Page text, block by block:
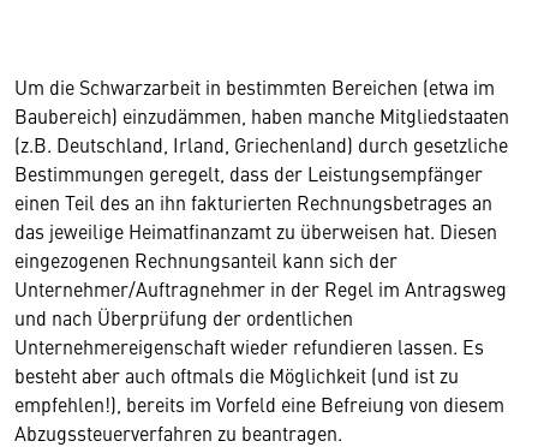
Um die Schwarzarbeit in bestimmten Bereichen (etwa im
Baubereich) einzudämmen, haben manche Mitgliedstaaten
(z.B. Deutschland, Irland, Griechenland) durch gesetzliche
Bestimmungen geregelt, dass der Leistungsempfänger
einen Teil des an ihn fakturierten Rechnungsbetrages an
das jeweilige Heimatfinanzamt zu überweisen hat. Diesen
eingezogenen Rechnungsanteil kann sich der
Unternehmer/Auftragnehmer in der Regel im Antragsweg
und nach Überprüfung der ordentlichen
Unternehmereigenschaft wieder refundieren lassen. Es
besteht aber auch oftmals die Möglichkeit (und ist zu
empfehlen!), bereits im Vorfeld eine Befreiung von diesem
Abzugssteuerverfahren zu beantragen.